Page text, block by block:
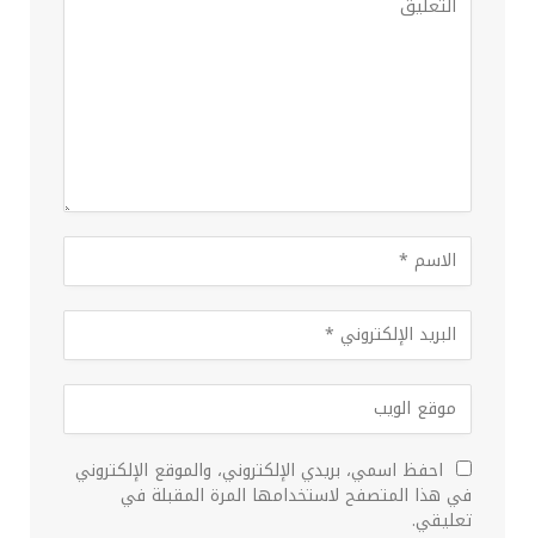
احفظ اسمي، بريدي الإلكتروني، والموقع الإلكتروني
في هذا المتصفح لاستخدامها المرة المقبلة في
تعليقي.